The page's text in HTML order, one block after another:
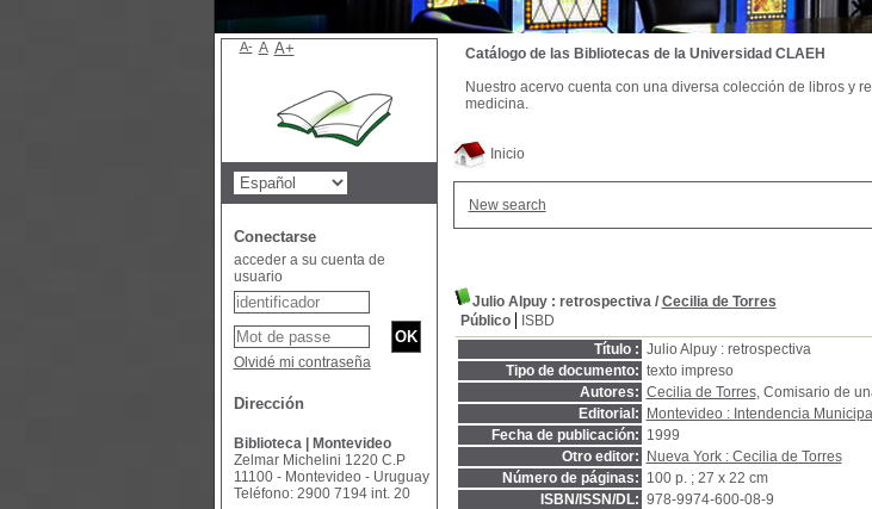
Inicio
New search
Julio Alpuy : retrospectiva/ Cecilia de Torres
Público
ISBD
Título : Julio Alpuy : retrospectiva
Tipo de documento: texto impreso
Autores: Cecilia de Torres, Comisario de
Editorial:
Montevideo : Intendencia
Fecha de publicación: 1999
Otro editor:
Nueva York : Cecilia de Torres
Número de páginas: 100 p. ; 27 x 22 cm
ISBN/ISSN/DL: 978-9974-600-08-9
Catálogo de las Bibliotecas de la Universidad CLAEH
Nuestro acervo cuenta con una diversa colección de libros y
medicina.
A- A A+
Conectarse
acceder a su cuenta de
usuario
Olvidé mi contraseña
Dirección
Biblioteca | Montevideo
Zelmar Michelini 1220 C.P
11100 - Montevideo - Uruguay
Teléfono: 2900 7194 int. 20